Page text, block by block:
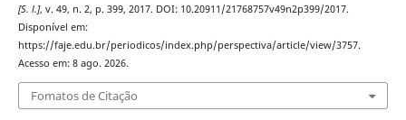
[S. l.], v. 49, n. 2, p. 399, 2017. DOI: 10.20911/21768757v49n2p399/2017.
Disponível em:
https://faje.edu.br/periodicos/index.php/perspectiva/article/view/3757.
Acesso em: 8 ago. 2026.
Fomatos de Citação